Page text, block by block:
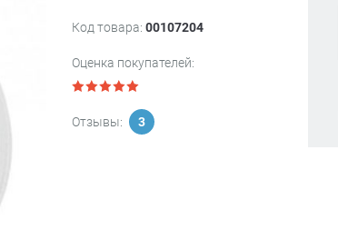
Код товара: 00107204
Оценка покупателей:
Отзывы: 3